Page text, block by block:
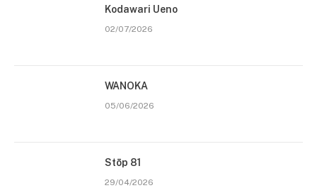
Kodawari Ueno
02/07/2026
WANOKA
05/06/2026
Stōp 81
29/04/2026